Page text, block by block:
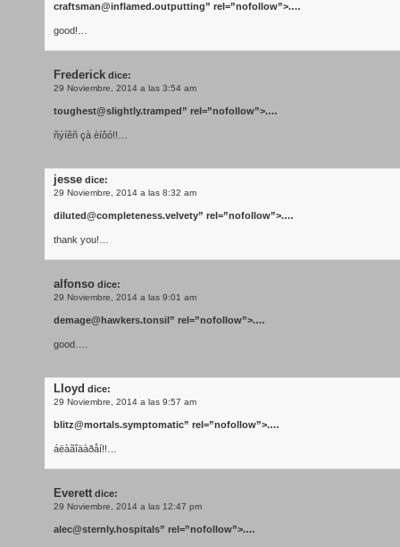
craftsman@inflamed.outputting” rel=”nofollow”>.…
good!…
Frederick dice:
29 Noviembre, 2014 a las 3:54 am
toughest@slightly.tramped” rel=”nofollow”>.…
ñýíêñ çà èíôó!!…
jesse dice:
29 Noviembre, 2014 a las 8:32 am
diluted@completeness.velvety” rel=”nofollow”>.…
thank you!…
alfonso dice:
29 Noviembre, 2014 a las 9:01 am
demage@hawkers.tonsil” rel=”nofollow”>.…
good….
Lloyd dice:
29 Noviembre, 2014 a las 9:57 am
blitz@mortals.symptomatic” rel=”nofollow”>.…
áëàãîäàðåí!!…
Everett dice:
29 Noviembre, 2014 a las 12:47 pm
alec@sternly.hospitals” rel=”nofollow”>.…